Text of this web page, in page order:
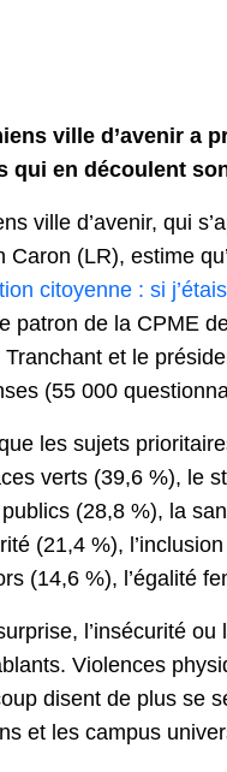
ville d’avenir a
qui en découlent
ville d’avenir, qui
Caron (LR), estime
citoyenne : si
patron de la CPME
et le
(55 000
les sujets
verts (39,6 %), le
(28,8 %), la
(21,4 %),
(14,6 %), l’égalité
l’insécurité
Violences
disent de plus se
et les campus